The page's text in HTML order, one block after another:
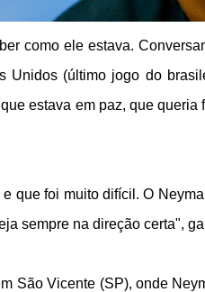
como ele estava.
Unidos (último jogo do
estava em paz, que
que foi muito difícil. O
sempre na direção certa",
São Vicente (SP), onde